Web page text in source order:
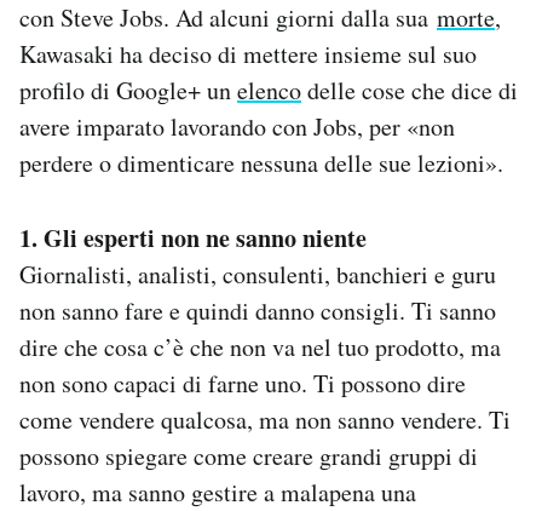
Newsletter
Notifiche mobile
Regala il Post
Hai bisogno di aiuto?
con Steve Jobs. Ad alcuni giorni dalla sua morte,
Kawasaki ha deciso di mettere insieme sul suo
profilo di Google+ unelencodelle cose che dice di
avere imparato lavorando con Jobs, per «non
perdere o dimenticare nessuna delle sue lezioni».
1. Gli esperti non ne sanno niente
Giornalisti, analisti, consulenti, banchieri e guru
non sanno fare e quindi danno consigli. Ti sanno
dire che cosa c’è che non va nel tuo prodotto, ma
non sono capaci di farne uno. Ti possono dire
come vendere qualcosa, ma non sanno vendere. Ti
possono spiegare come creare grandi gruppi di
lavoro, ma sanno gestire a malapena una